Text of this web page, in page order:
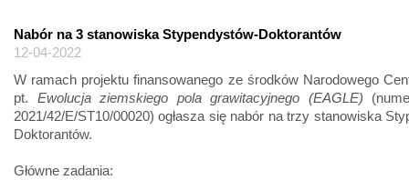
Nabór na 3 stanowiska Stypendystów-Doktorantów
12-04-2022
W ramach projektu finansowanego ze środków Narodowego
pt. Ewolucja ziemskiego pola grawitacyjnego (EAGLE)
2021/42/E/ST10/00020) ogłasza się nabór na trzy stanowiska
Doktorantów.
Główne zadania: